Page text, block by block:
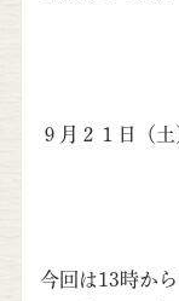
９月２１日（
今回は13時か